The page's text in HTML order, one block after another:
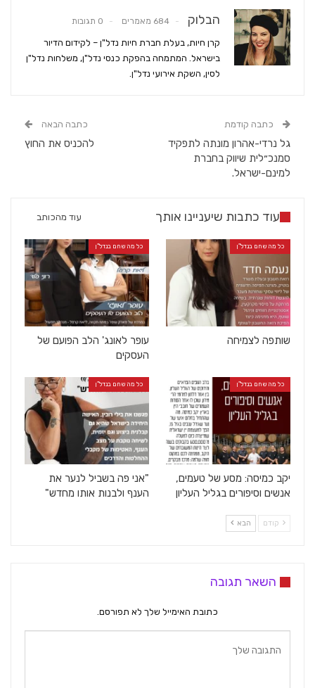
הבלוק 684 מאמרים 0 תגובות
קרן חיות, בעלת חברת חיות נדל"ן – לקידום הדיור
בישראל. המתמחה בהפקת כנסי נדל"ן, משלחות נדל"ן
לסין, השקת אירועי נדל"ן.
כתבה קודמת
גל נרדי-אהרון מונתה לתפקיד
סמנכ״לית שיווק בחברת
למינם-ישראל.
כתבה הבאה
להכניס את החוץ
עוד כתבות שיעניינו אותך עוד מהכותב
כל מה שחם בנדל"ן
שותפה לצמיחה
כל מה שחם בנדל"ן
עופר לאונג' הלב הפועם של
העסקים
כל מה שחם בנדל"ן
יקב כמיסה: מסע של טעמים,
אנשים וסיפורים בגליל העליון
כל מה שחם בנדל"ן
"אני פה בשביל לנער את
הענף ולבנות אותו מחדש"
קודם הבא
השאר תגובה
כתובת האימייל שלך לא תפורסם.